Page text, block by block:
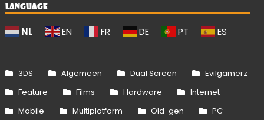
LANGUAGE
NL EN FR DE PT ES
3DS Algemeen Dual Screen
Evilgamerz
Feature
Films Hardware
Internet
Mobile
Multiplatform Old-gen
PC